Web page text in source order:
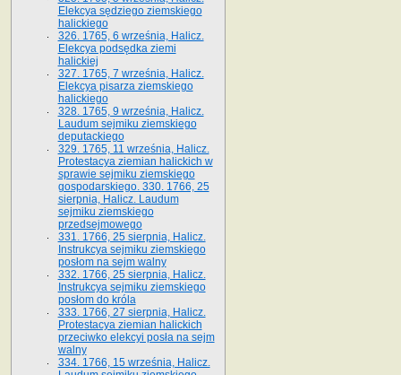
Elekcya sędziego ziemskiego
halickiego
326. 1765, 6 września, Halicz.
Elekcya podsędka ziemi
halickiej
327. 1765, 7 września, Halicz.
Elekcya pisarza ziemskiego
halickiego
328. 1765, 9 września, Halicz.
Laudum sejmiku ziemskiego
deputackiego
329. 1765, 11 września, Halicz.
Protestacya ziemian halickich w
sprawie sejmiku ziemskiego
gospodarskiego. 330. 1766, 25
sierpnia, Halicz. Laudum
sejmiku ziemskiego
przedsejmowego
331. 1766, 25 sierpnia, Halicz.
Instrukcya sejmiku ziemskiego
posłom na sejm walny
332. 1766, 25 sierpnia, Halicz.
Instrukcya sejmiku ziemskiego
posłom do króla
333. 1766, 27 sierpnia, Halicz.
Protestacya ziemian halickich
przeciwko elekcyi posła na sejm
walny
334. 1766, 15 września, Halicz.